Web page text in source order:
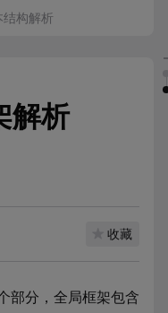
结构解析
解析
收藏
部分，全局框架包含